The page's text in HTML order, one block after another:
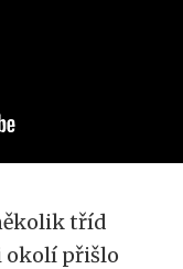
tříd
okolí přišlo